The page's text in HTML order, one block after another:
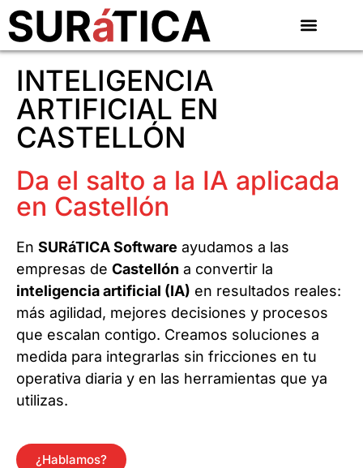
INTELIGENCIA
ARTIFICIAL EN
CASTELLÓN
Da el salto a la IA aplicada
en Castellón
En SURáTICA Software ayudamos a las
empresas de Castellón a convertir la
inteligencia artificial (IA) en resultados reales:
más agilidad, mejores decisiones y procesos
que escalan contigo. Creamos soluciones a
medida para integrarlas sin fricciones en tu
operativa diaria y en las herramientas que ya
utilizas.
¿Hablamos?